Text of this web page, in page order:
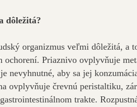
dôležitá?
organizmus veľmi dôležitá, a
ochorení. Priaznivo ovplyvňuje
nevyhnutné, aby sa jej
ovplyvňuje črevnú peristaltiku,
trakte.